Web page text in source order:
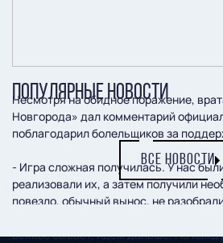
Несмотря на обидное поражение,
Новгорода» дал комментарий
поблагодарил болельщиков за
- Игра сложная получилась. У нас
реализовали их, а затем получили
повезло, обычный вынос, не
всякое бывает, идем дальше. На
ПОПУЛЯРНЫЕ НОВОСТИ
ВСЕ НОВОСТИ